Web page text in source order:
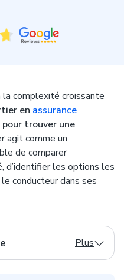
la complexité croissante
en assurance
trouver une
agit comme un
de comparer
d’identifier les options les
conducteur dans ses
Plus